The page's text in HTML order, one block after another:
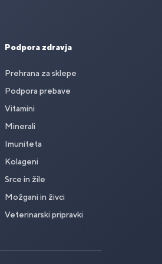
Podpora zdravja
Prehrana za sklepe
Podpora prebave
Vitamini
Minerali
Imuniteta
Kolageni
Srce in žile
Možgani in živci
Veterinarski pripravki